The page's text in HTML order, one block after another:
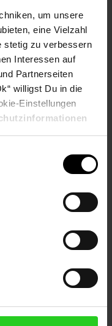
um unsere
eine Vielzahl
stetig zu verbessern
Interessen auf
Partnerseiten
willigst Du in die
Einstellungen
Gerätehaus
Außenwandausklappen
dieGartenarbeiten
nutzen, und hinterher
Zeit werden Sie
Laufwege das
und langlebiges
unter dem